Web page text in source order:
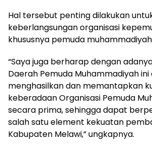
Hal tersebut penting dilakukan
keberlangsungan organisasi
khususnya pemuda
“Saya juga berharap dengan
Daerah Pemuda Muhammadiyah
menghasilkan dan memantapkan
keberadaan Organisasi Pemuda
secara prima, sehingga dapat
salah satu element kekuatan
Kabupaten Melawi,” ungkapnya.